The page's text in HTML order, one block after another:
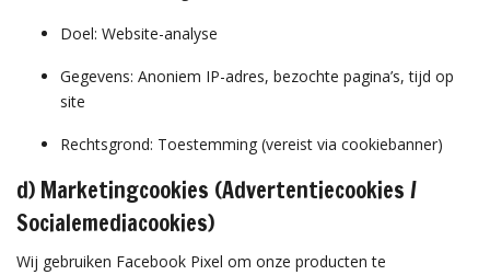
Doel: Website-analyse
Gegevens: Anoniem IP-adres, bezochte pagina’s, tijd op
site
Rechtsgrond: Toestemming (vereist via cookiebanner)
d) Marketingcookies (Advertentiecookies /
Socialemediacookies)
Wij gebruiken Facebook Pixel om onze producten te